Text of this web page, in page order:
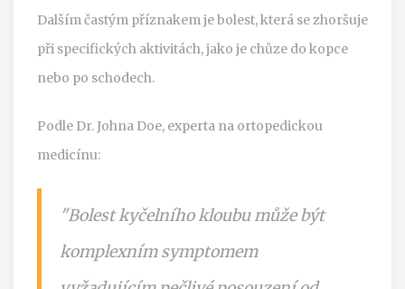
Dalším častým příznakem je bolest, která se zhoršuje
při specifických aktivitách, jako je chůze do kopce
nebo po schodech.
Podle Dr. Johna Doe, experta na ortopedickou
medicínu:
"Bolest kyčelního kloubu může být
komplexním symptomem